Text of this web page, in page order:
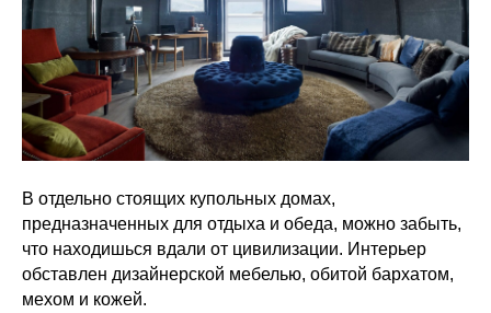
В отдельно стоящих купольных домах,
предназначенных для отдыха и обеда, можно забыть,
что находишься вдали от цивилизации. Интерьер
обставлен дизайнерской мебелью, обитой бархатом,
мехом и кожей.
Адрес
д. 10, стр. 9, вход Ё. (ArtPlay на
Яузе)
Телефон и почта